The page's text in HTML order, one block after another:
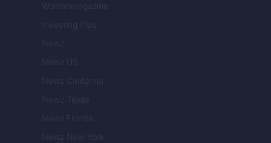
Womanmagazine
Investing Plus
Newz
Newz US
Newz California
Newz Texas
Newz Florida
Newz New York